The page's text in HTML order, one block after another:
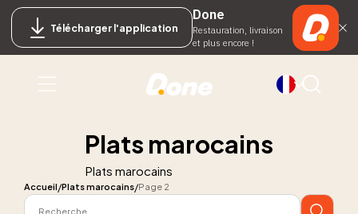
Télécharger l'application
Done
Restauration, livraison
et plus encore !
Plats marocains
Plats marocains
Accueil Plats marocains Page 2